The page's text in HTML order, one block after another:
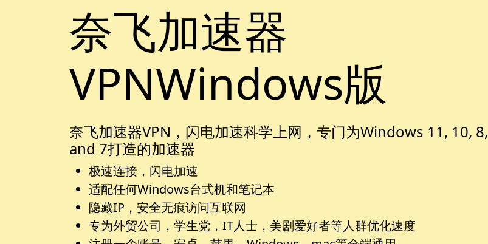
奈飞加速器
VPNWindows版
奈飞加速器VPN，闪电加速科学上网，专门为Windows 11, 10, 8,
and 7打造的加速器
极速连接，闪电加速
适配任何Windows台式机和笔记本
隐藏IP，安全无痕访问互联网
专为外贸公司，学生党，IT人士，美剧爱好者等人群优化速度